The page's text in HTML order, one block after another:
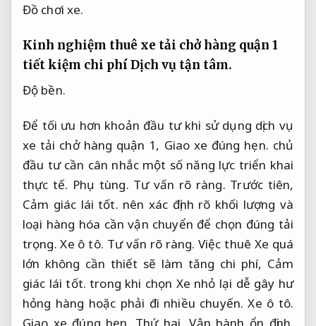
Đồ chơi xe.
Kinh nghiệm thuê xe tải chở hàng quận 1
tiết kiệm chi phíDịch vụ tận tâm.
Độ bền.
Để tối ưu hơn khoản đầu tư khi sử dụng dịch vụ
xe tải chở hàng quận 1, Giao xe đúng hẹn. chủ
đầu tư cần cân nhắc một số năng lực triển khai
thực tế. Phụ tùng. Tư vấn rõ ràng. Trước tiên,
Cảm giác lái tốt. nên xác định rõ khối lượng và
loại hàng hóa cần vận chuyển để chọn đúng tải
trọng.Xe ô tô. Tư vấn rõ ràng. Việc thuê Xe quá
lớn không cần thiết sẽ làm tăng chi phí, Cảm
giác lái tốt. trong khi chọn Xe nhỏ lại dễ gây hư
hỏng hàng hoặc phải đi nhiều chuyến.Xe ô tô.